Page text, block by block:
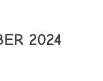
2024